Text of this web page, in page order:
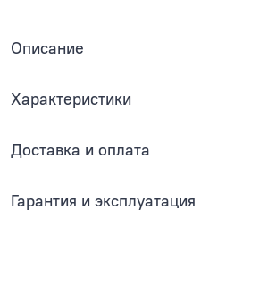
Описание
Характеристики
Доставка и оплата
Гарантия и эксплуатация